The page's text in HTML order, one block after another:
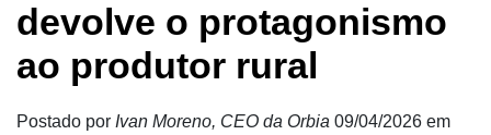
devolve o protagonismo
ao produtor rural
Postado por Ivan Moreno, CEO da Orbia 09/04/2026 em